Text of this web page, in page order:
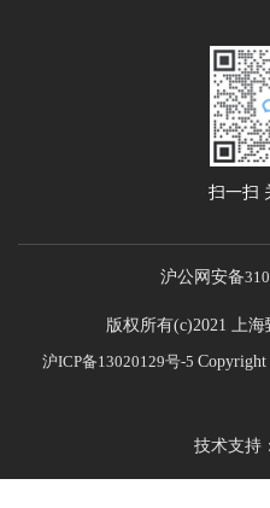
扫一扫
沪公网安备
版权所有(c)2021 上
沪ICP备13020129号-5
技术支持